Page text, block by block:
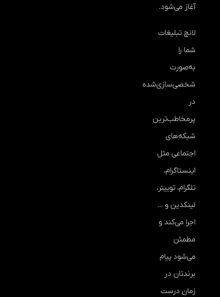
آغاز می‌شود.
لانچ تبلیغات
شما را
به‌صورت
شخصی‌سازی‌شده
در
پرمخاطب‌ترین
شبکه‌های
اجتماعی مثل
اینستاگرام،
تلگرام، توییتر،
لینکدین و …
اجرا می‌کند و
مطمئن
می‌شود پیام
برندتان در
زمان درست